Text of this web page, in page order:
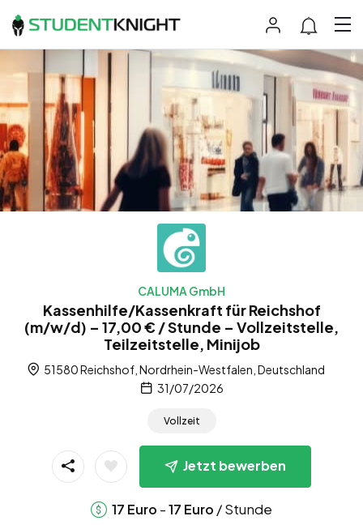
CALUMA GmbH
Kassenhilfe/Kassenkraft für Reichshof
(m/w/d) – 17,00 € / Stunde – Vollzeitstelle,
Teilzeitstelle, Minijob
51580 Reichshof, Nordrhein-Westfalen, Deutschland
31/07/2026
Vollzeit
Jetzt bewerben
17 Euro -17 Euro / Stunde